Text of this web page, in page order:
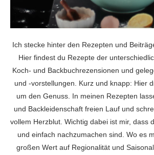
Ich stecke hinter den Rezepten und
Hier findest du Rezepte der
Koch- und Backbuchrezensionen und
und -vorstellungen. Kurz und knapp: Hier
um den Genuss. In meinen Rezepten
und Backleidenschaft freien Lauf und
vollem Herzblut. Wichtig dabei ist mir, dass
und einfach nachzumachen sind. Wo es
großen Wert auf Regionalität und